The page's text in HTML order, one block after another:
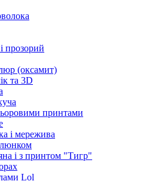
прозорий
(оксамит)
та 3D
принтами
і мережива
і з принтом "Тигр"
Lol